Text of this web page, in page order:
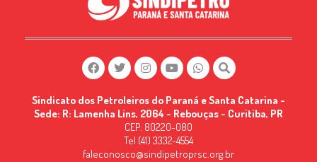
Sindicato dos Petroleiros do Paraná e Santa Catarina -
Sede: R: Lamenha Lins, 2064 - Rebouças - Curitiba, PR
CEP: 80220-080
Tel (41) 3332-4554
faleconosco@sindipetroprsc.org.br